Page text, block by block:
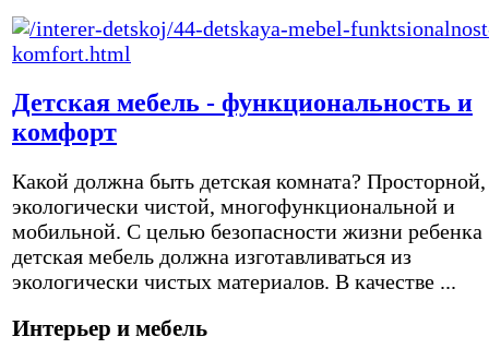
Детская мебель - функциональность и
комфорт
Какой должна быть детская комната? Просторной,
экологически чистой, многофункциональной и
мобильной. С целью безопасности жизни ребенка
детская мебель должна изготавливаться из
экологически чистых материалов. В качестве ...
Интерьер и мебель